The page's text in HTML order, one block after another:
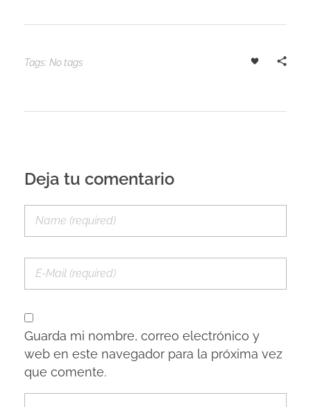
Tags: No tags
Deja tu comentario
Guarda mi nombre, correo electrónico y
web en este navegador para la próxima vez
que comente.